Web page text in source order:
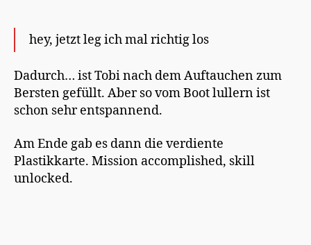
hey, jetzt leg ich mal richtig los
Dadurch… ist Tobi nach dem Auftauchen zum
Bersten gefüllt. Aber so vom Boot lullern ist
schon sehr entspannend.
Am Ende gab es dann die verdiente
Plastikkarte. Mission accomplished, skill
unlocked.